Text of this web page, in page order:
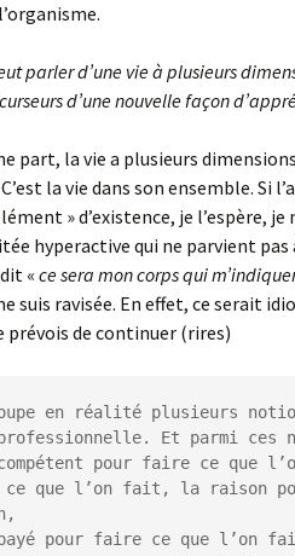
parler d’une vie à plusieurs
d’une nouvelle façon
part, la vie a plusieurs
la vie dans son ensemble. Si
» d’existence, je l’espère,
hyperactive qui ne parvient pas
« ce sera mon corps qui
suis ravisée. En effet, ce serait
prévois de continuer (rires)
en réalité plusieurs
Et parmi